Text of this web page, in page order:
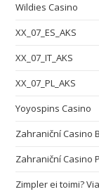
Wildies Casino
XX_07_ES_AKS
XX_07_IT_AKS
XX_07_PL_AKS
Yoyospins Casino
Zahraniční Casino
Zahraniční Casino
Zimpler ei toimi?